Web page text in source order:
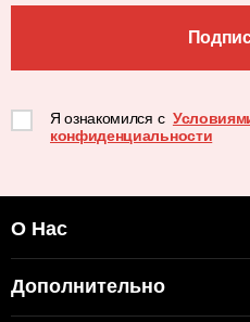
Я ознакомился с
конфиденциальности
О Нас
Дополнительно